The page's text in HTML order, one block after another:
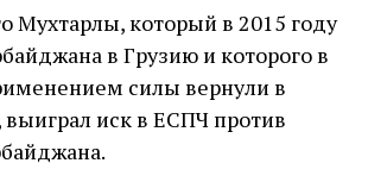
Мухтарлы, который в 2015 году
в Грузию и которого в
силы вернули в
иск в ЕСПЧ против